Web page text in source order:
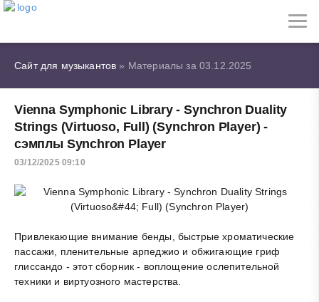
Сайт для музыкантов » Материалы за 03.12.2025
Vienna Symphonic Library - Synchron Duality
Strings (Virtuoso, Full) (Synchron Player) -
сэмплы Synchron Player
03/12/2025 09:10
Привлекающие внимание бенды, быстрые хроматические
пассажи, пленительные арпеджио и обжигающие гриф
глиссандо - этот сборник - воплощение ослепительной
техники и виртуозного мастерства.